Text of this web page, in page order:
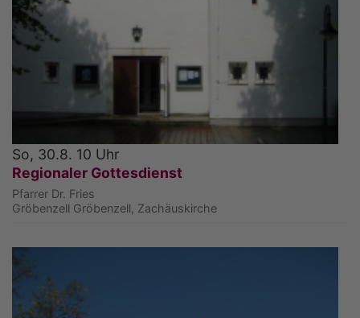
So, 30.8. 10 Uhr
Regionaler Gottesdienst
Pfarrer Dr. Fries
Gröbenzell Gröbenzell, Zachäuskirche